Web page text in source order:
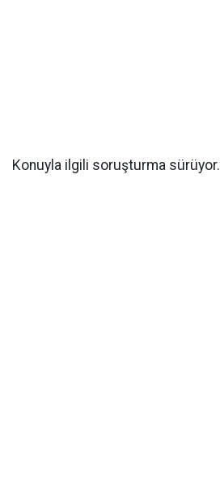
Konuyla ilgili soruşturma sürüyor.